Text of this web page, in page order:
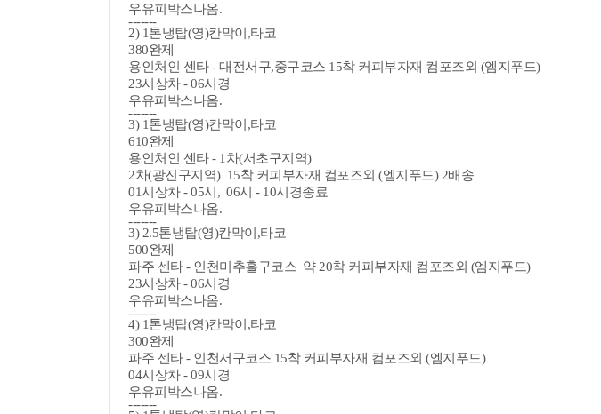
우유피박스나옴.
-------
2) 1톤냉탑(영)칸막이,타코
380완제
용인처인 센타 - 대전서구,중구코스 15착 커피부자재 컴포즈외 (엠지푸드)
23시상차 - 06시경
우유피박스나옴.
-------
3) 1톤냉탑(영)칸막이,타코
610완제
용인처인 센타 - 1차(서초구지역)
2차(광진구지역) 15착 커피부자재 컴포즈외 (엠지푸드) 2배송
01시상차 - 05시, 06시 - 10시경종료
우유피박스나옴.
-------
3) 2.5톤냉탑(영)칸막이,타코
500완제
파주 센타 - 인천미추홀구코스 약 20착 커피부자재 컴포즈외 (엠지푸드)
23시상차 - 06시경
우유피박스나옴.
-------
4) 1톤냉탑(영)칸막이,타코
300완제
파주 센타 - 인천서구코스 15착 커피부자재 컴포즈외 (엠지푸드)
04시상차 - 09시경
우유피박스나옴.
-------